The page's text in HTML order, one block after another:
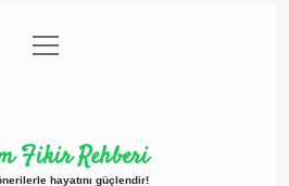
Politikası
menüyü
aç
Fikir Rehberi
hayatını güçlendir!